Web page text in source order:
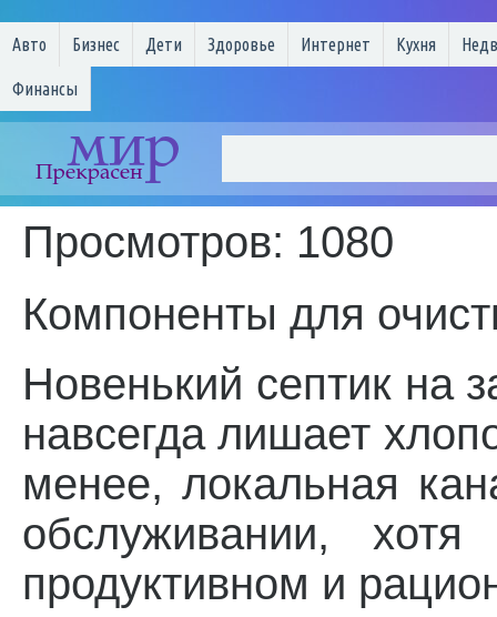
Авто Бизнес Дети Здоровье Интернет Кухня
Финансы
Просмотров: 1080
Компоненты для
Новенький септик на
навсегда лишает
менее, локальная
обслуживании,
продуктивном и